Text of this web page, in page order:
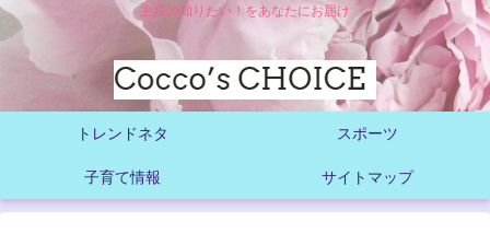
主婦の知りたい！をあなたにお届け
トレンドネタ スポーツ
子育て情報 サイトマップ